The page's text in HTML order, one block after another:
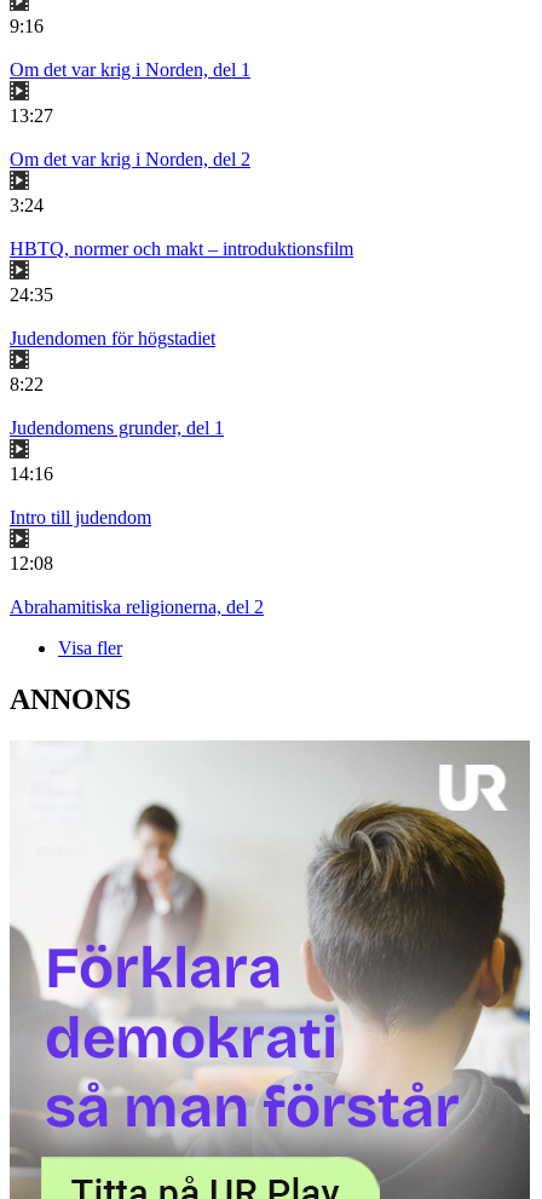
9:16
Om det var krig i Norden, del 1
13:27
Om det var krig i Norden, del 2
3:24
HBTQ, normer och makt – introduktionsfilm
24:35
Judendomen för högstadiet
8:22
Judendomens grunder, del 1
14:16
Intro till judendom
12:08
Abrahamitiska religionerna, del 2
Visa fler
ANNONS